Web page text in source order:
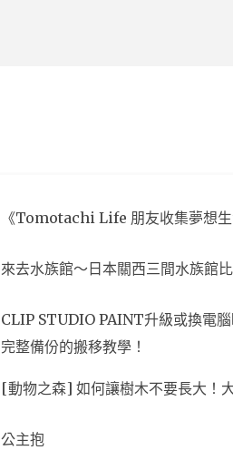
《Tomotachi Life 朋友收集夢想生
來去水族館～日本關西三間水族館
CLIP STUDIO PAINT升級或換電
完整備份的搬移教學！
[動物之森] 如何讓樹木不要長大！
公主抱